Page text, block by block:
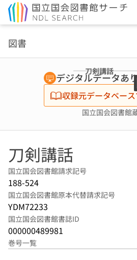
図書
刀剣講話
デジタルデータあ
収録元データベー
国立国会図書館
刀剣講話
国立国会図書館請求記号
188-524
国立国会図書館原本代替請求記号
YDM72233
国立国会図書館書誌ID
000000489981
巻号一覧